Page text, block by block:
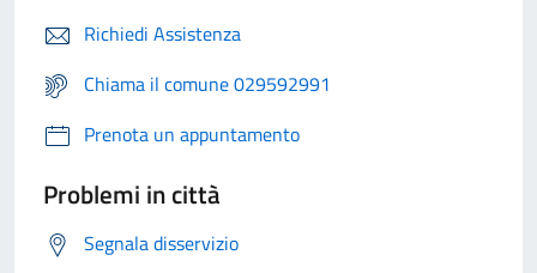
Richiedi Assistenza
Chiama il comune 029592991
Prenota un appuntamento
Problemi in città
Segnala disservizio